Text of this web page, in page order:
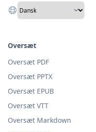
Oversæt
Oversæt PDF
Oversæt PPTX
Oversæt EPUB
Oversæt VTT
Oversæt Markdown